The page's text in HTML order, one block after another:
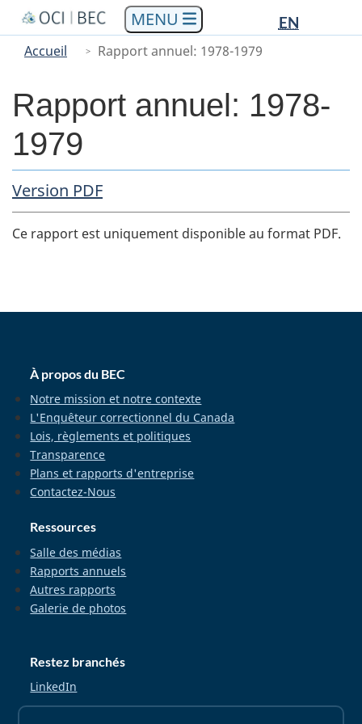
Aller
au
contenu
Skip
to
"About
Passer
à
la
HTML
simplifiée
Menu
EN
You
here
Accueil Rapport annuel: 1978-1979
Rapport annuel: 1978-
1979
PDF Copy
Version PDF
Body
Ce rapport est uniquement disponible au format PDF.
À propos du BEC
Notre mission et notre contexte
L'Enquêteur correctionnel du Canada
Lois, règlements et politiques
Transparence
Plans et rapports d'entreprise
Contactez-Nous
Ressources
Salle des médias
Rapports annuels
Autres rapports
Galerie de photos
Restez branchés
LinkedIn